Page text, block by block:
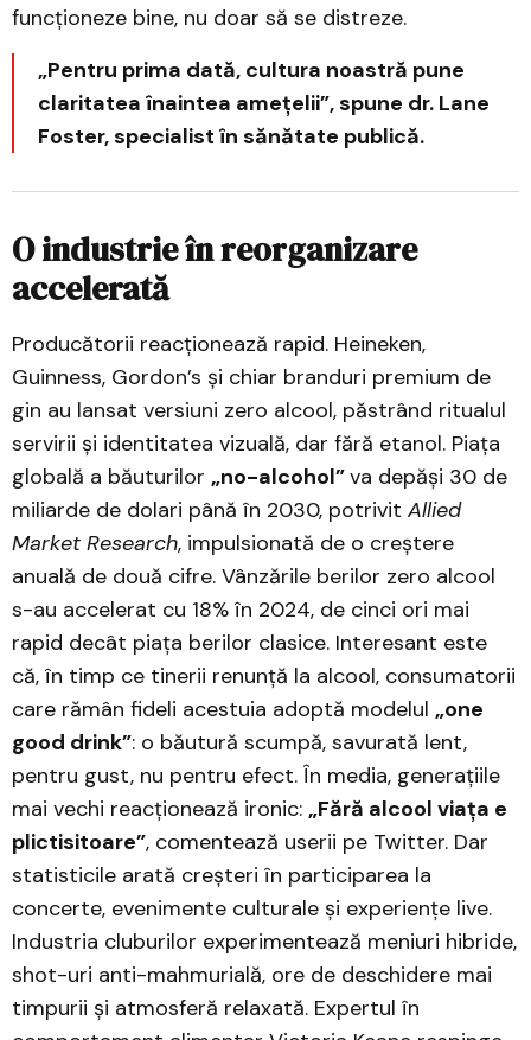
funcționeze bine, nu doar să se distreze.
„Pentru prima dată, cultura noastră pune
claritatea înaintea amețelii”, spune dr. Lane
Foster, specialist în sănătate publică.
O industrie în reorganizare
accelerată
Producătorii reacționează rapid. Heineken,
Guinness, Gordon’s și chiar branduri premium de
gin au lansat versiuni zero alcool, păstrând ritualul
servirii și identitatea vizuală, dar fără etanol. Piața
globală a băuturilor „no-alcohol”va depăși 30 de
miliarde de dolari până în 2030, potrivit Allied
Market Research, impulsionată de o creștere
anuală de două cifre. Vânzările berilor zero alcool
s-au accelerat cu 18% în 2024, de cinci ori mai
rapid decât piața berilor clasice. Interesant este
că, în timp ce tinerii renunță la alcool, consumatorii
care rămân fideli acestuia adoptă modelul „one
good drink”: o băutură scumpă, savurată lent,
pentru gust, nu pentru efect. În media, generațiile
mai vechi reacționează ironic: „Fără alcool viața e
plictisitoare”, comentează userii pe Twitter. Dar
statisticile arată creșteri în participarea la
concerte, evenimente culturale și experiențe live.
Industria cluburilor experimentează meniuri hibride,
shot-uri anti-mah­murială, ore de deschidere mai
timpurii și atmosferă relaxată. Expertul în